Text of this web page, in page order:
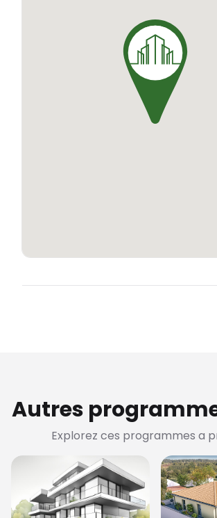
s'inscrit comme une adresse de
concrétiser votre projet de vie.
Autres
Explorez ces programmes a